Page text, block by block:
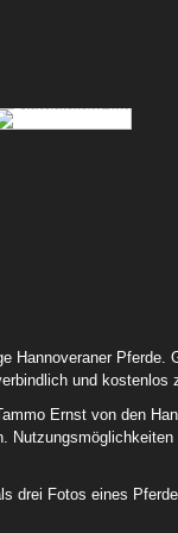
Primadonna Pj 01
Samy Deluxe 04
Hannoveraner Pferde.
und kostenlos
Ernst von den
drei Fotos eines